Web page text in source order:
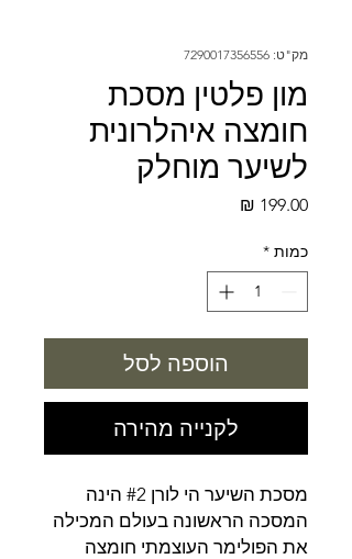
מק"ט: 7290017356556
מון פלטין מסכת
חומצה איהלרונית
לשיער מוחלק
כמות *
הוספה לסל
לקנייה מהירה
מסכת השיער הי לורן #2 הינה
המסכה הראשונה בעולם המכילה
את הפולימר העוצמתי חומצה